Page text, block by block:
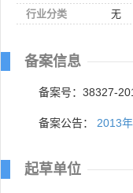
行业分类
无
备案信息
备案号：38327-
备案公告： 2013
起草单位